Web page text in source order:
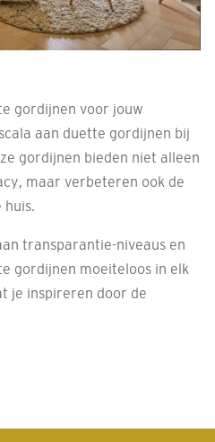
gordijnen voor jouw
aan duette gordijnen bij
gordijnen bieden niet alleen
maar verbeteren ook de
huis.
transparantie-niveaus en
gordijnen moeiteloos in elk
je inspireren door de